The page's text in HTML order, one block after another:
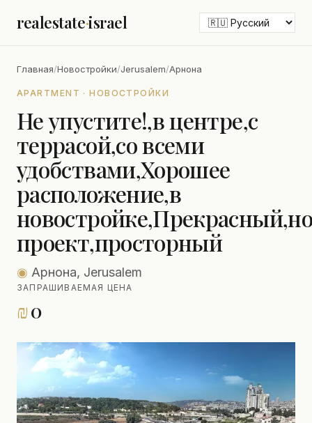
realestate·israel
Главная/Новостройки/Jerusalem/Арнона
APARTMENT · НОВОСТРОЙКИ
Не упустите!,в центре,с
террасой,со всеми
удобствами,Хорошее
расположение,в
проект,просторный
◉ Арнона, Jerusalem
ЗАПРАШИВАЕМАЯ ЦЕНА
₪0